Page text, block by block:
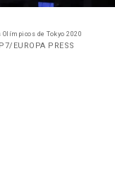
de Tokyo 2020
EUROPA PRESS